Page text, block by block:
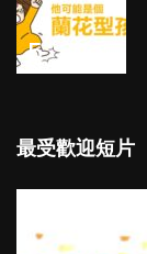
5
最受歡迎短片